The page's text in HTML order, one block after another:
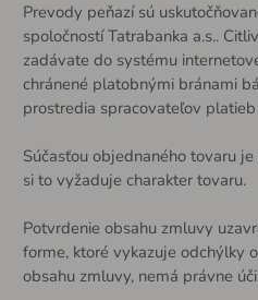
Prevody peňazí sú
spoločností Tatrabanka a.s..
zadávate do systému
chránené platobnými bránami
prostredia spracovateľov
Súčasťou objednaného tovaru
si to vyžaduje charakter tovaru.
Potvrdenie obsahu zmluvy
forme, ktoré vykazuje odchýlky
obsahu zmluvy, nemá právne